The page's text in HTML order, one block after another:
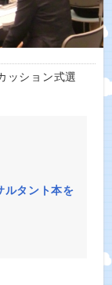
ッション式選
ルタント本を